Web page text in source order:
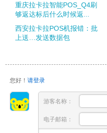
重庆拉卡拉智能POS_Q4刷
够返达标后什么时候返...
西安拉卡拉POS机报错：批
上送…发送数据包
您好！ 请登录
游客名称：
电子邮箱：